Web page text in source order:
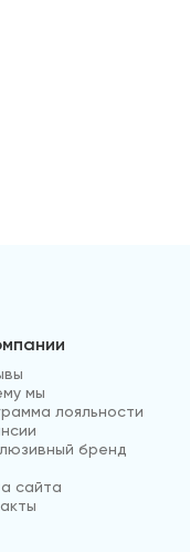
мы
лояльности
бренд
сайта